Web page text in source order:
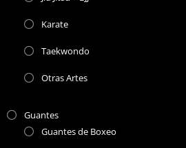
Karate
Taekwondo
Otras Artes
Guantes
Guantes de Boxeo